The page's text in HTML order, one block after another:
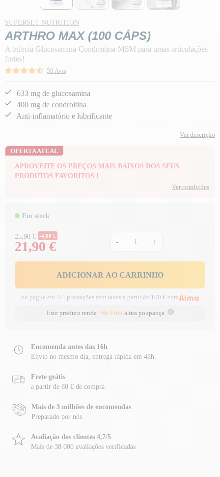
SUPERSET NUTRITION
ARTHRO MAX (100 CÁPS)
A trifecta Glucosamina-Condroitina-MSM para umas articulações
fortes!
59 Avis
633 mg de glucosamina
400 mg de condroitina
Anti-inflamatório e lubrificante
Ver descrição
OFERTA ATUAL
APROVEITE OS PREÇOS MAIS BAIXOS DOS SEUS
PRODUTOS FAVORITOS !
Ver condições
Em stock
Preço normal
25,90 € -4,00 €
Preço
21,90 € - +
ADICIONAR AO CARRINHO
ou pague em 3/4 prestações sem taxas a partir de 100 € com
Este produto rende +66 Fitizà tua poupança.
Encomenda antes das 16h
Envio no mesmo dia, entrega rápida em 48h.
Frete grátis
a partir de 80 € de compra
Mais de 3 milhões de encomendas
Preparado por nós
Avaliação dos clientes 4,7/5
Mais de 38 000 avaliações verificadas